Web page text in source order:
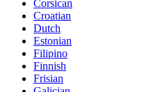
Corsican
Croatian
Dutch
Estonian
Filipino
Finnish
Frisian